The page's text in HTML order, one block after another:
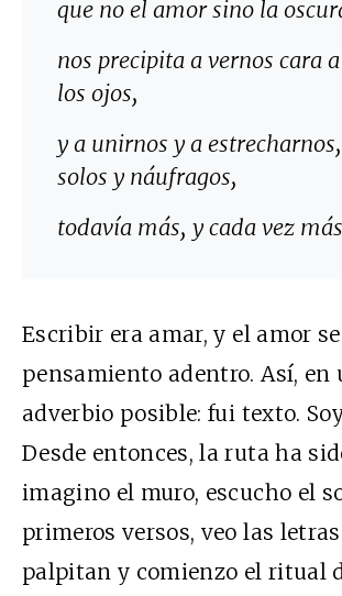
que no el amor sino la
nos precipita a vernos cara
los ojos,
y a unirnos y a
solos y náufragos,
todavía más, y cada vez
Escribir era amar, y el amor
pensamiento adentro. Así, en
adverbio posible: fui texto.
Desde entonces, la ruta ha
imagino el muro, escucho el
primeros versos, veo las
palpitan y comienzo el ritual